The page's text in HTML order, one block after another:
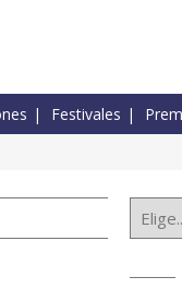
Festivales